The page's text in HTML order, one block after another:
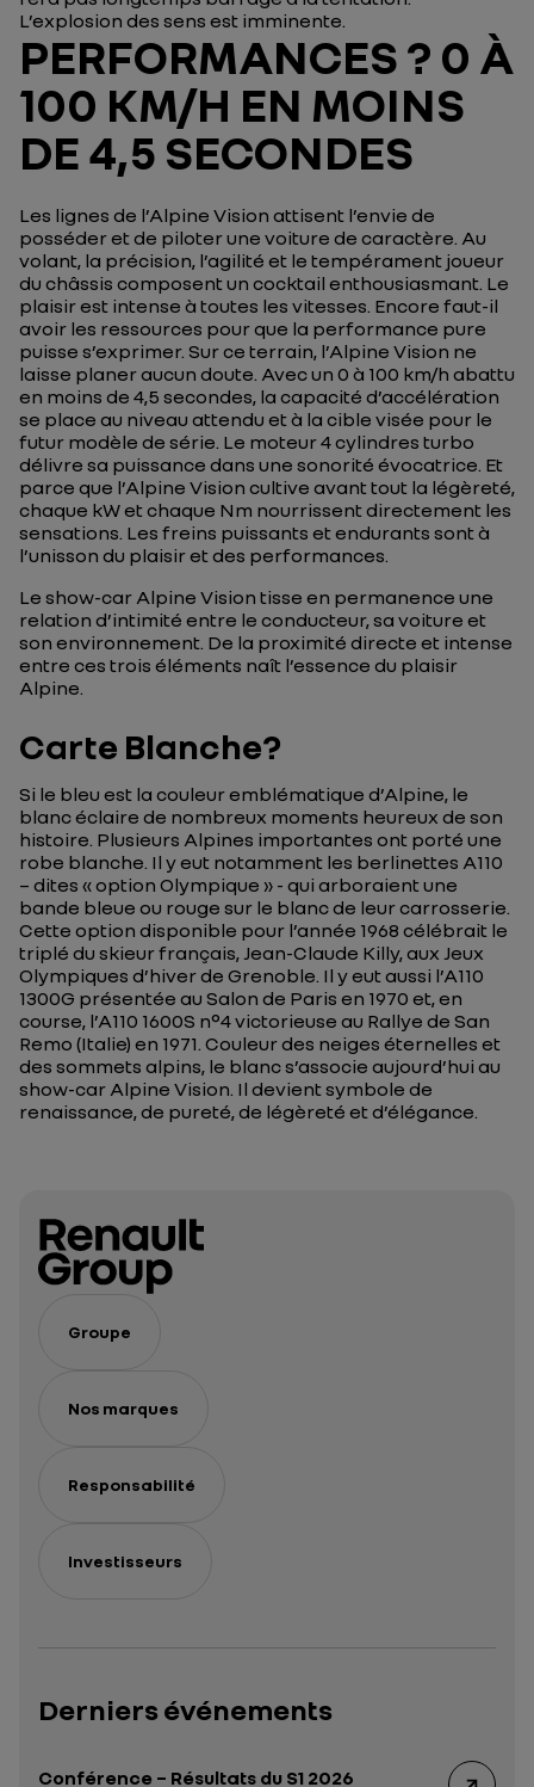
L’explosion des sens est imminente.
PERFORMANCES ? 0 À
100 KM/H EN MOINS
DE 4,5 SECONDES
Les lignes de l’Alpine Vision attisent l’envie de
posséder et de piloter une voiture de caractère. Au
volant, la précision, l’agilité et le tempérament joueur
du châssis composent un cocktail enthousiasmant. Le
plaisir est intense à toutes les vitesses. Encore faut-il
avoir les ressources pour que la performance pure
puisse s’exprimer. Sur ce terrain, l’Alpine Vision ne
laisse planer aucun doute. Avec un 0 à 100 km/h abattu
en moins de 4,5 secondes, la capacité d’accélération
se place au niveau attendu et à la cible visée pour le
futur modèle de série. Le moteur 4 cylindres turbo
délivre sa puissance dans une sonorité évocatrice. Et
parce que l’Alpine Vision cultive avant tout la légèreté,
chaque kW et chaque Nm nourrissent directement les
sensations. Les freins puissants et endurants sont à
l’unisson du plaisir et des performances.
Le show-car Alpine Vision tisse en permanence une
relation d’intimité entre le conducteur, sa voiture et
son environnement. De la proximité directe et intense
entre ces trois éléments naît l’essence du plaisir
Alpine.
Carte Blanche?
Si le bleu est la couleur emblématique d’Alpine, le
blanc éclaire de nombreux moments heureux de son
histoire. Plusieurs Alpines importantes ont porté une
robe blanche. Il y eut notamment les berlinettes A110
– dites « option Olympique » - qui arboraient une
bande bleue ou rouge sur le blanc de leur carrosserie.
Cette option disponible pour l’année 1968 célébrait le
triplé du skieur français, Jean-Claude Killy, aux Jeux
Olympiques d’hiver de Grenoble. Il y eut aussi l’A110
1300G présentée au Salon de Paris en 1970 et, en
course, l’A110 1600S n°4 victorieuse au Rallye de San
Remo (Italie) en 1971. Couleur des neiges éternelles et
des sommets alpins, le blanc s’associe aujourd’hui au
show-car Alpine Vision. Il devient symbole de
renaissance, de pureté, de légèreté et d’élégance.
Groupe
Nos marques
Responsabilité
Investisseurs
Derniers événements
Conférence – Résultats du S1 2026